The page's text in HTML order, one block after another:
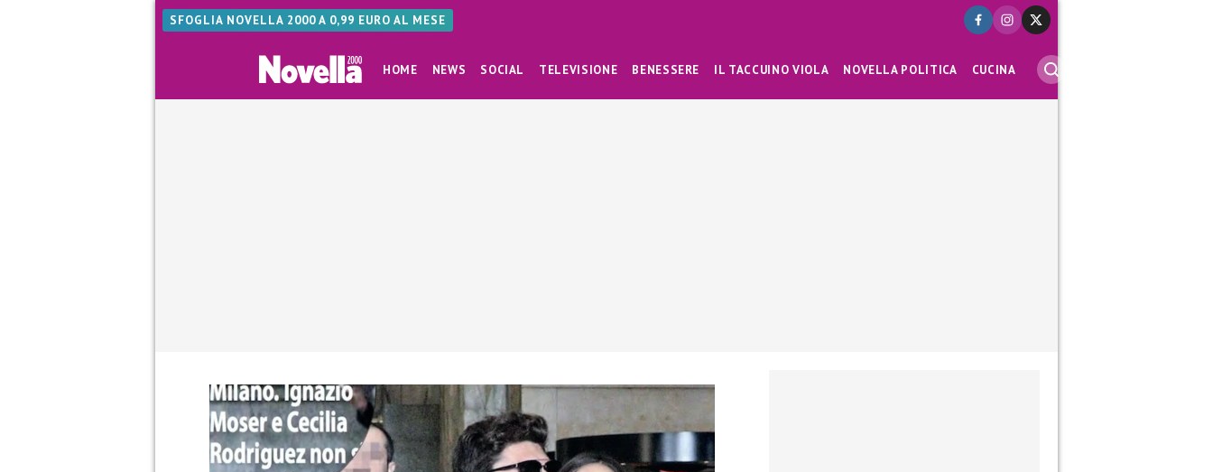
SFOGLIA NOVELLA 2000 A 0,99 EURO AL MESE
HOME NEWS SOCIAL TELEVISIONE BENESSERE IL TACCUINO VIOLA NOVELLA POLITICA CUCINA